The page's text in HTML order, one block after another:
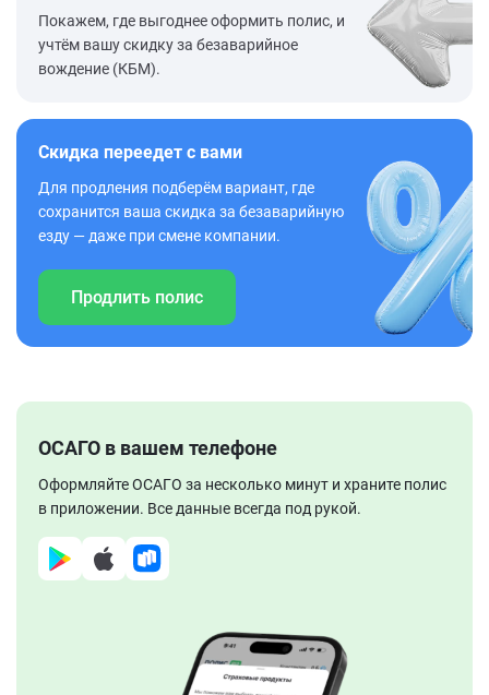
Покажем, где выгоднее оформить полис, и
учтём вашу скидку за безаварийное
вождение (КБМ).
Скидка переедет с вами
Для продления подберём вариант, где
сохранится ваша скидка за безаварийную
езду — даже при смене компании.
Продлить полис
ОСАГО в вашем телефоне
Оформляйте ОСАГО за несколько минут и храните полис
в приложении. Все данные всегда под рукой.